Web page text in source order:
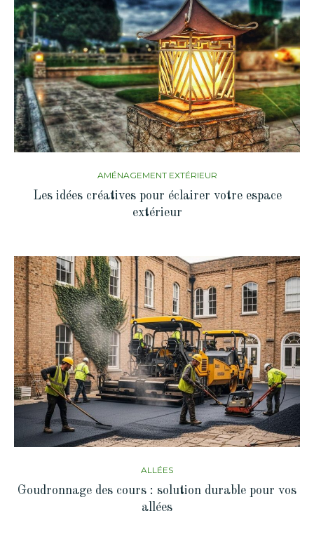
AMÉNAGEMENT EXTÉRIEUR
Les idées créatives pour éclairer votre espace
extérieur
ALLÉES
Goudronnage des cours : solution durable pour vos
allées